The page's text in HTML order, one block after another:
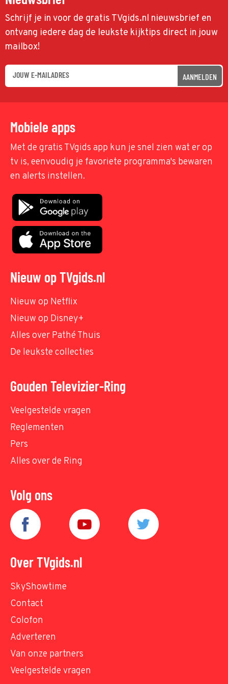
Schrijf je in voor de gratis TVgids.nl nieuwsbrief en
ontvang iedere dag de leukste kijktips direct in jouw
mailbox!
AANMELDEN
Mobiele apps
Met de gratis TVgids app kun je snel zien wat er op
tv is, eenvoudig je favoriete programma's bewaren
en alerts instellen.
Nieuw op TVgids.nl
Nieuw op Netflix
Nieuw op Disney+
Alles over Pathé Thuis
De leukste collecties
Gouden Televizier-Ring
Veelgestelde vragen
Reglementen
Pers
Alles over de Ring
Volg ons
Over TVgids.nl
SkyShowtime
Contact
Colofon
Adverteren
Van onze partners
Veelgestelde vragen